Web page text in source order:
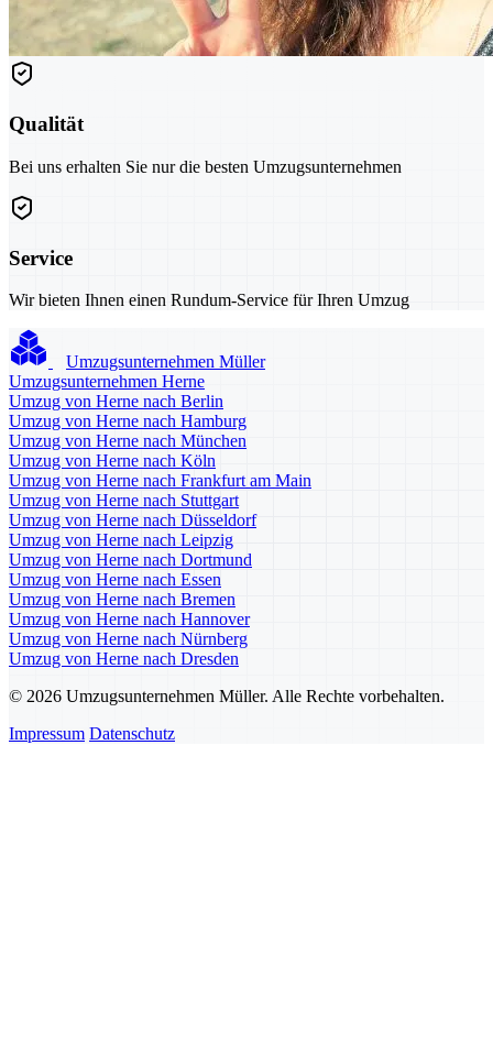
Qualität
Bei uns erhalten Sie nur die besten Umzugsunternehmen
Service
Wir bieten Ihnen einen Rundum-Service für Ihren Umzug
Umzugsunternehmen Müller
Umzugsunternehmen Herne
Umzug von Herne nach Berlin
Umzug von Herne nach Hamburg
Umzug von Herne nach München
Umzug von Herne nach Köln
Umzug von Herne nach Frankfurt am Main
Umzug von Herne nach Stuttgart
Umzug von Herne nach Düsseldorf
Umzug von Herne nach Leipzig
Umzug von Herne nach Dortmund
Umzug von Herne nach Essen
Umzug von Herne nach Bremen
Umzug von Herne nach Hannover
Umzug von Herne nach Nürnberg
Umzug von Herne nach Dresden
© 2026 Umzugsunternehmen Müller. Alle Rechte vorbehalten.
Impressum Datenschutz